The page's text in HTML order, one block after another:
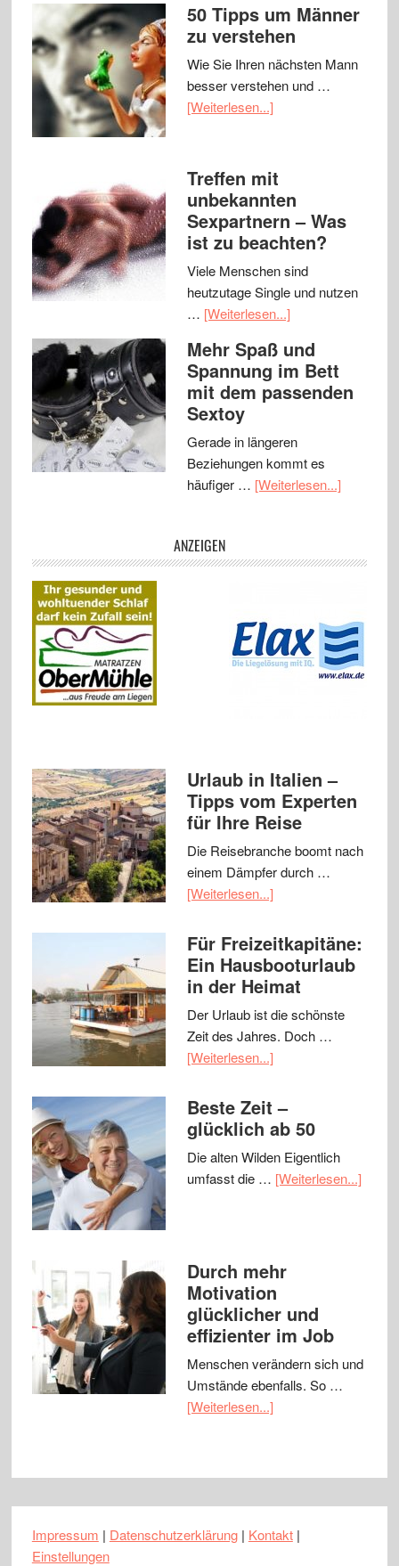
50 Tipps um Männer
zu verstehen
Wie Sie Ihren nächsten Mann
besser verstehen und …
[Weiterlesen...]
Treffen mit
unbekannten
Sexpartnern – Was
ist zu beachten?
Viele Menschen sind
heutzutage Single und nutzen
… [Weiterlesen...]
Mehr Spaß und
Spannung im Bett
mit dem passenden
Sextoy
Gerade in längeren
Beziehungen kommt es
häufiger … [Weiterlesen...]
ANZEIGEN
Urlaub in Italien –
Tipps vom Experten
für Ihre Reise
Die Reisebranche boomt nach
einem Dämpfer durch …
[Weiterlesen...]
Für Freizeitkapitäne:
Ein Hausbooturlaub
in der Heimat
Der Urlaub ist die schönste
Zeit des Jahres. Doch …
[Weiterlesen...]
Beste Zeit –
glücklich ab 50
Die alten Wilden Eigentlich
umfasst die … [Weiterlesen...]
Durch mehr
Motivation
glücklicher und
effizienter im Job
Menschen verändern sich und
Umstände ebenfalls. So …
[Weiterlesen...]
Impressum | Datenschutzerklärung| Kontakt|
Einstellungen